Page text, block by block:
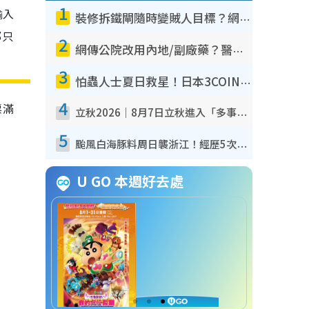
1 裝修拆鐵閘隨時變賊人目標？網民揭2大關鍵用途：裝新式等於白裝？附新舊鐵閘分別
2 網傳公院改用內地/副廠藥？醫生拆解正副廠分別 揭4類人換藥隨時出事
3 怕蟲人士夏日救星！日本3COINS爆紅驅蟲神器$45起 1招「全程免觸碰」輕鬆搞定小強
4 立秋2026｜8月7日立秋進入「多事之秋」 3件事唔做得！專家教6招開運 清枱頭／銀包納氣接好運
5 颱風白海豚料周日襲浙江！經歷5次「眼牆置換」極罕見 成登陸內地最長途颱風
U GO 本週好去處